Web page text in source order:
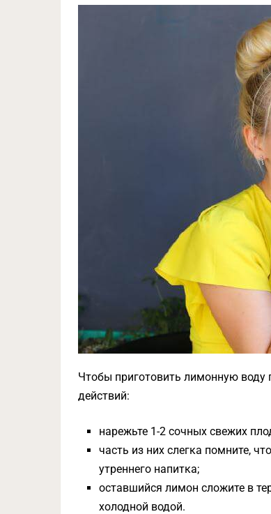
Чтобы приготовить лимонную воду
действий:
нарежьте 1-2 сочных свежих
часть из них слегка помните,
утреннего напитка;
оставшийся лимон сложите в
холодной водой.